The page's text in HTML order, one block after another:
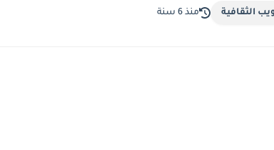
الثقافية منذ 6 سنة